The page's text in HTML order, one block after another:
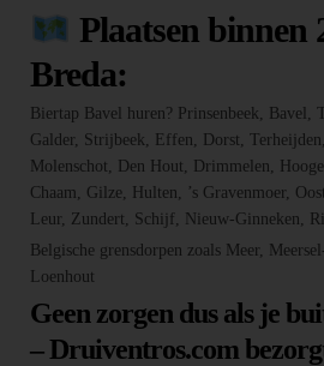
Plaatsen binnen
Breda:
Biertap Bavel huren? Prinsenbeek, Bavel,
Galder, Strijbeek, Effen, Dorst,
Molenschot, Den Hout, Drimmelen,
Chaam, Gilze, Hulten, ’s Gravenmoer,
Leur, Zundert, Schijf, Nieuw-Ginneken,
Belgische grensdorpen zoals Meer,
Loenhout
Geen zorgen dus als je
– Druiventros.com